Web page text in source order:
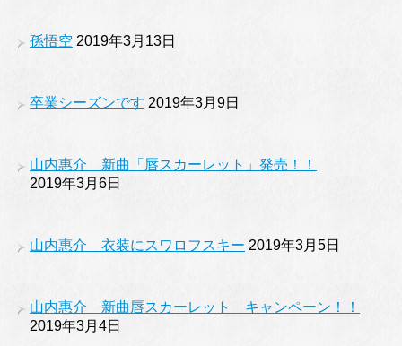
孫悟空 2019年3月13日
卒業シーズンです 2019年3月9日
山内惠介 新曲「唇スカーレット」発売！！
2019年3月6日
山内惠介 衣装にスワロフスキー 2019年3月5日
山内惠介 新曲唇スカーレット キャンペーン！！
2019年3月4日